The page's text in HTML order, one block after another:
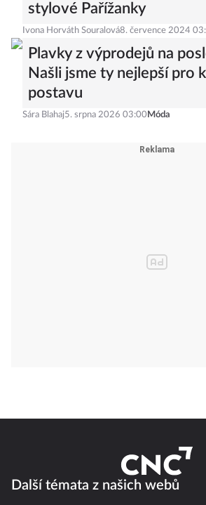
stylové Pařížanky
Ivona Horváth Souralová8. července 2024
Plavky z výprodejů na
Našli jsme ty nejlepší pro
postavu
Sára Blahaj5. srpna 2026 03:00 Móda
Další témata z našich webů